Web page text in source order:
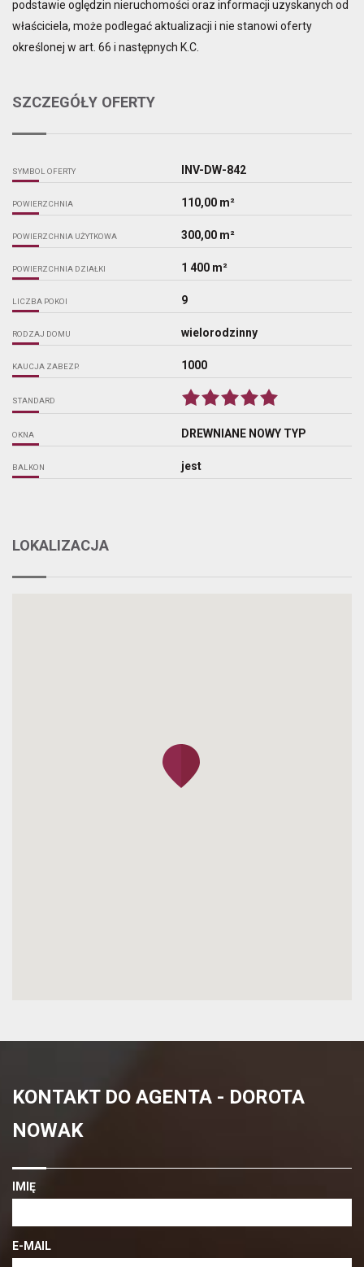
podstawie oględzin nieruchomości oraz informacji uzyskanych od
właściciela, może podlegać aktualizacji i nie stanowi oferty
określonej w art. 66 i następnych K.C.
SZCZEGÓŁY OFERTY
SYMBOL OFERTY INV-DW-842
POWIERZCHNIA 110,00 m²
POWIERZCHNIA UŻYTKOWA 300,00 m²
POWIERZCHNIA DZIAŁKI 1 400 m²
LICZBA POKOI 9
RODZAJ DOMU wielorodzinny
KAUCJA ZABEZP. 1000
STANDARD
OKNA DREWNIANE NOWY TYP
BALKON jest
LOKALIZACJA
KONTAKT DO AGENTA - DOROTA
NOWAK
IMIĘ
E-MAIL